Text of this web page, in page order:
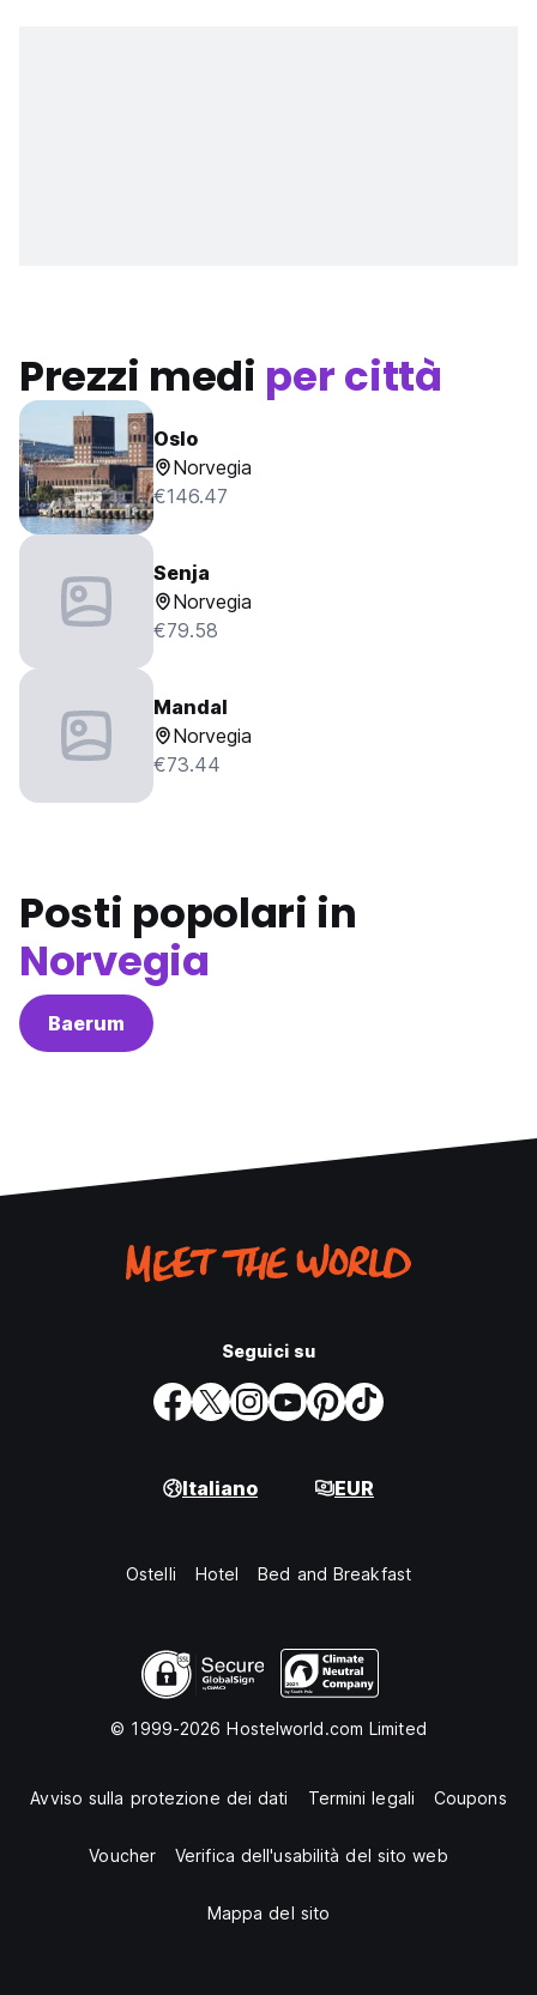
Prezzi medi per città
Oslo
Norvegia
€146.47
Senja
Norvegia
€79.58
Mandal
Norvegia
€73.44
Posti popolari in
Norvegia
Baerum
Seguici su
Italiano EUR
Ostelli Hotel Bed and Breakfast
© 1999-2026 Hostelworld.com Limited
Avviso sulla protezione dei dati Termini legali Coupons
Voucher Verifica dell'usabilità del sito web
Mappa del sito